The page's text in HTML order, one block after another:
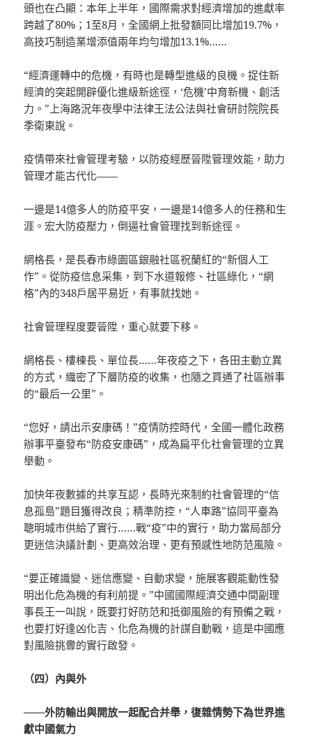
頭也在凸顯：本年上半年，國際需求對經濟增加的進獻率
跨越了80%；1至8月，全國網上批發額同比增加19.7%，
高技巧制造業增添值兩年均勻增加13.1%……
“經濟運轉中的危機，有時也是轉型進級的良機。捉住新
經濟的突起開辟優化進級新途徑，‘危機’中育新機、創活
力。”上海路況年夜學中法律王法公法與社會研討院院長
季衛東說。
疫情帶來社會管理考驗，以防疫經歷晉陞管理效能，助力
管理才能古代化——
一邊是14億多人的防疫平安，一邊是14億多人的任務和生
涯。宏大防疫壓力，倒逼社會管理找到新途徑。
網格長，是長春市綠園區銀融社區祝蘭紅的“新個人工
作”。從防疫信息采集，到下水道報修、社區綠化，“網
格”內的348戶居平易近，有事就找她。
社會管理程度要晉陞，重心就要下移。
網格長、樓棟長、單位長……年夜疫之下，各田主動立異
的方式，織密了下層防疫的收集，也隨之買通了社區辦事
的“最后一公里”。
“您好，請出示安康碼！”疫情防控時代，全國一體化政務
辦事平臺發布“防疫安康碼”，成為扁平化社會管理的立異
舉動。
加快年夜數據的共享互認，長時光來制約社會管理的“信
息孤島”題目獲得改良；精準防控，“人車路”協同平臺為
聰明城市供給了實行……戰“疫”中的實行，助力當局部分
更迷信決議計劃、更高效治理、更有預感性地防范風險。
“要正確識變、迷信應變、自動求變，施展客觀能動性發
明出化危為機的有利前提。”中國國際經濟交通中間副理
事長王一叫說，既要打好防范和抵御風險的有預備之戰，
也要打好逢凶化吉、化危為機的計謀自動戰，這是中國應
對風險挑釁的實行啟發。
（四）內與外
——外防輸出與開放一起配合并舉，復雜情勢下為世界進
獻中國氣力